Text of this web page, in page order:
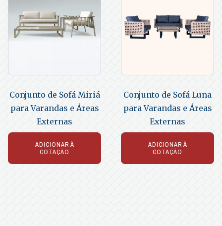
Conjunto de Sofá Miriá
para Varandas e Áreas
Externas
ADICIONAR À
COTAÇÃO
Conjunto de Sofá Luna
para Varandas e Áreas
Externas
ADICIONAR À
COTAÇÃO